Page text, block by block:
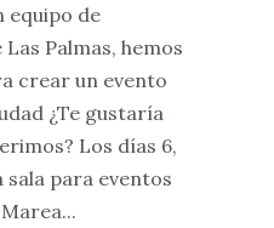
equipo de
Palmas, hemos
crear un evento
¿Te gustaría
Los días 6,
sala para eventos